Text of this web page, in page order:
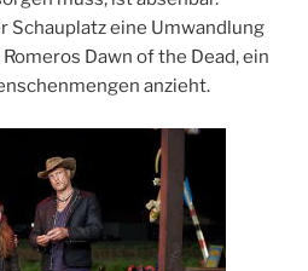
Schauplatz eine Umwandlung
Dawn of the Dead, ein
anzieht.